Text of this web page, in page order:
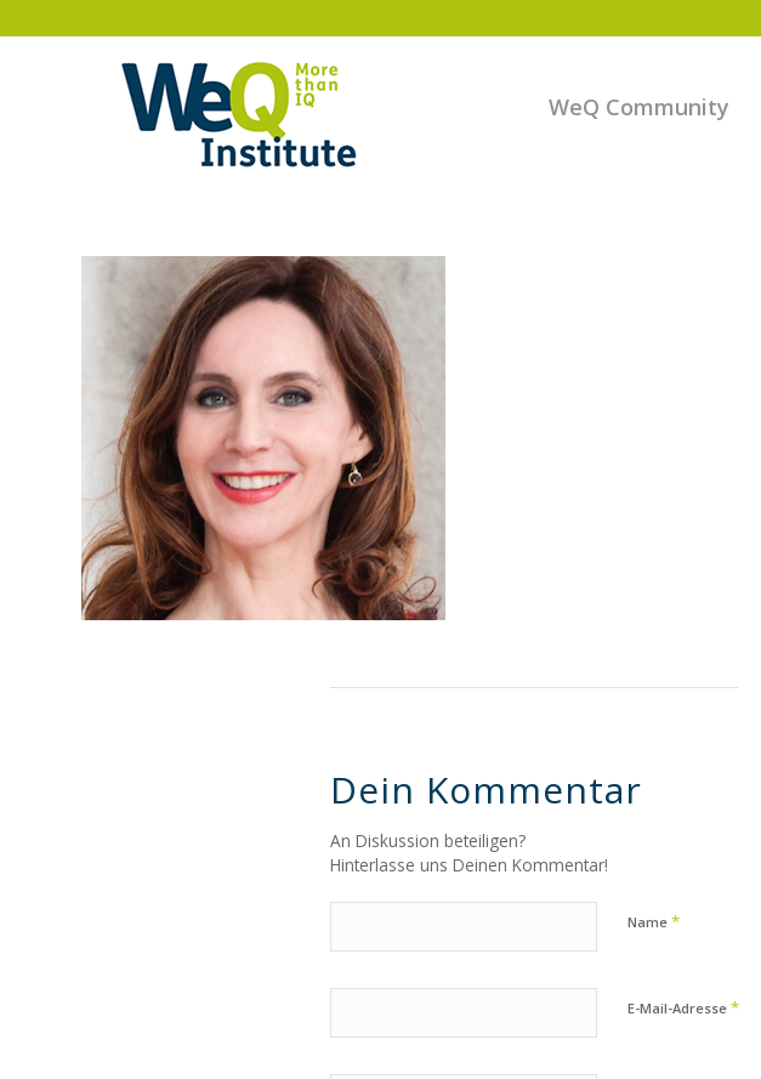
WeQ Community
Dein Kommentar
An Diskussion beteiligen?
Hinterlasse uns Deinen Kommentar!
Name *
E-Mail-Adresse *